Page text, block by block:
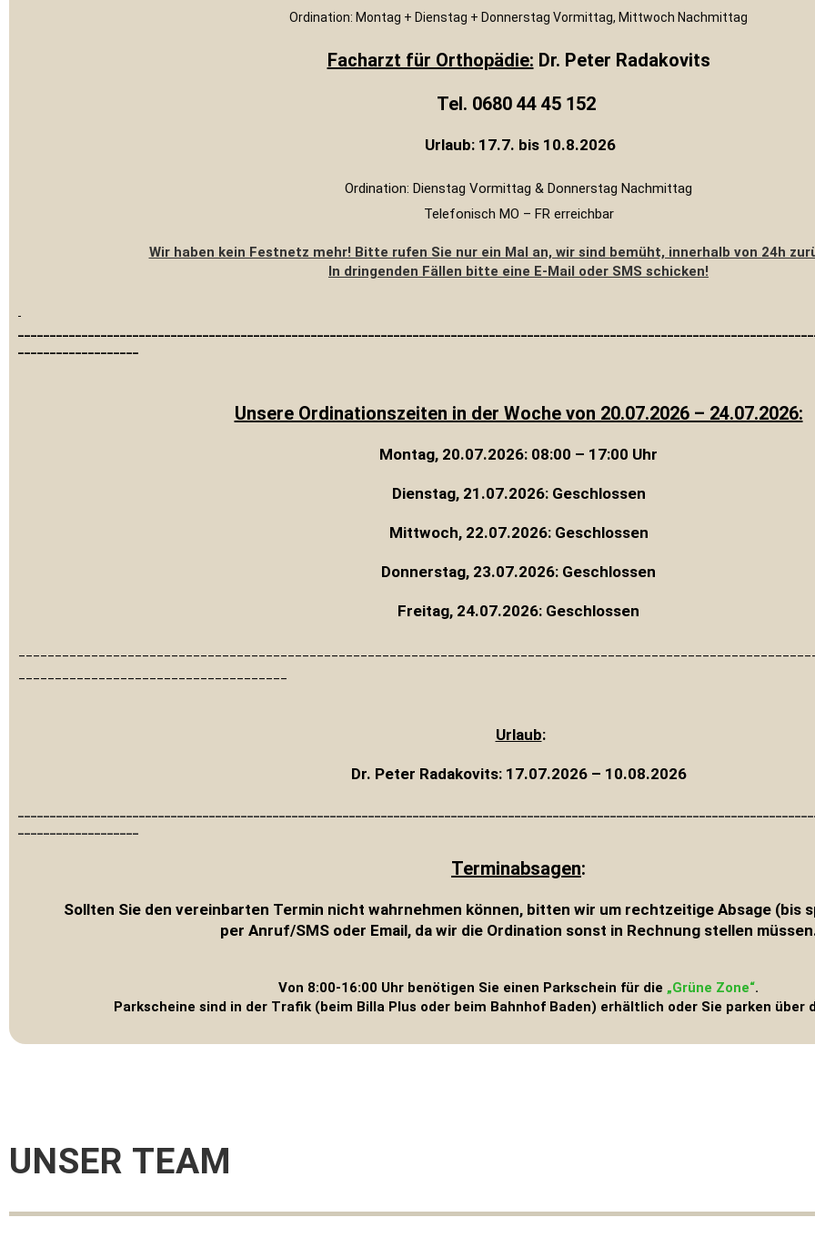
Ordination: Montag + Dienstag + Donnerstag Vormittag, Mittwoch Nachmittag
Facharzt für Orthopädie: Dr. Peter Radakovits
Tel. 0680 44 45 152
Urlaub: 17.7. bis 10.8.2026
Ordination: Dienstag Vormittag & Donnerstag Nachmittag
Telefonisch MO – FR erreichbar
Wir haben kein Festnetz mehr! Bitte rufen Sie nur ein Mal an, wir sind bemüht, innerhalb von 24h
In dringenden Fällen bitte eine E-Mail oder SMS schicken!
Unsere Ordinationszeiten in der Woche von 20.07.2026 – 24.07.2026:
Montag, 20.07.2026: 08:00 – 17:00 Uhr
Dienstag, 21.07.2026: Geschlossen
Mittwoch, 22.07.2026: Geschlossen
Donnerstag, 23.07.2026: Geschlossen
Freitag, 24.07.2026: Geschlossen
Urlaub:
Dr. Peter Radakovits: 17.07.2026 – 10.08.2026
Terminabsagen:
Sollten Sie den vereinbarten Termin nicht wahrnehmen können, bitten wir um rechtzeitige Absage (bis
per Anruf/SMS oder Email, da wir die Ordination sonst in Rechnung stellen
Von 8:00-16:00 Uhr benötigen Sie einen Parkschein für die „Grüne Zone“.
Parkscheine sind in der Trafik (beim Billa Plus oder beim Bahnhof Baden) erhältlich oder Sie parken über
UNSER TEAM